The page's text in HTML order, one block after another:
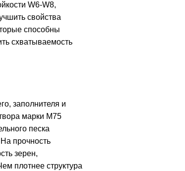
W6-W8,
свойства
способны
схватываемость
заполнителя и
марки М75
песка
прочность
зерен,
плотнее структура